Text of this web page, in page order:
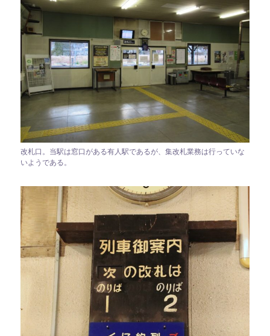
改札口。当駅は窓口がある有人駅であるが、集改札業務は行っていな
いようである。